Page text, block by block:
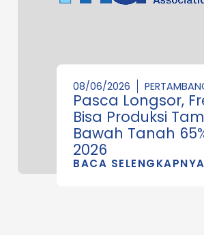
08/06/2026
Pasca Longsor,
Bisa Produksi
Bawah Tanah
2026
BACA SELENGKAPNYA